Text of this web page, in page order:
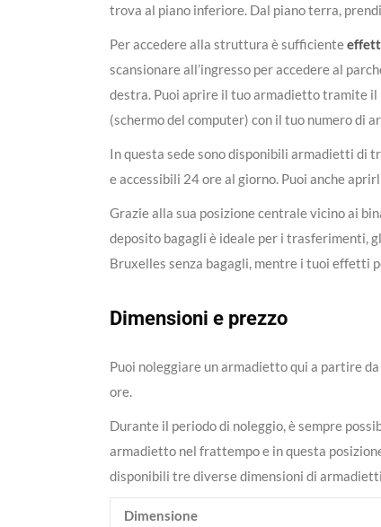
trova al piano inferiore. Dal piano terra,
Per accedere alla struttura è sufficiente
scansionare all’ingresso per accedere al
destra. Puoi aprire il tuo armadietto tramite il
(schermo del computer) con il tuo numero di
In questa sede sono disponibili armadietti di
e accessibili 24 ore al giorno. Puoi anche
Grazie alla sua posizione centrale vicino ai
deposito bagagli è ideale per i trasferimenti,
Bruxelles senza bagagli, mentre i tuoi effetti
Dimensioni e prezzo
Puoi noleggiare un armadietto qui a partire
ore.
Durante il periodo di noleggio, è sempre
armadietto nel frattempo e in questa
disponibili tre diverse dimensioni di
Dimensione